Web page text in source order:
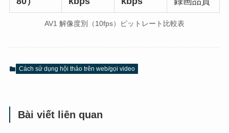
AV1 解像度別（10fps）ビットレート比較表
Cách sử dụng hội thảo trên web/gọi video
Bài viết liên quan